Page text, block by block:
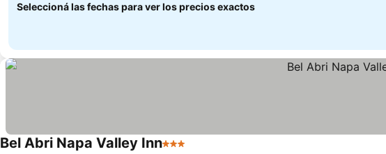
Seleccioná las fechas para ver los precios exactos
Bel Abri Napa Valley Inn3 Estrellas